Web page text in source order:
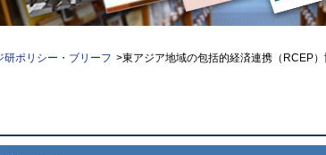
研ポリシー・ブリーフ >東アジア地域の包括的経済連携（RCEP